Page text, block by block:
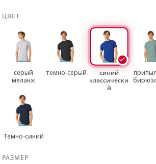
ЦВЕТ
серый
меланж
темно-серый
синий
классически
й
Темно-синий
РАЗМЕР